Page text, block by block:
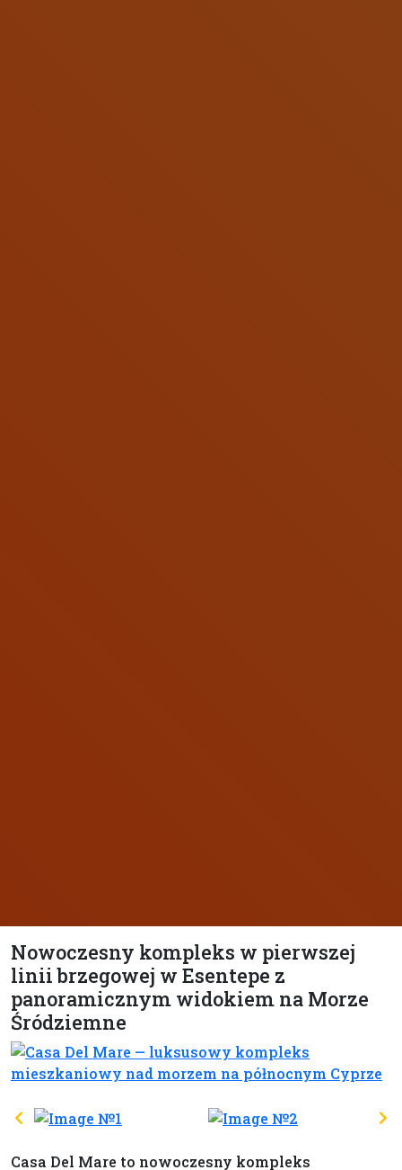
Nowoczesny kompleks w pierwszej
linii brzegowej w Esentepe z
panoramicznym widokiem na Morze
Śródziemne
Casa Del Mare to nowoczesny kompleks